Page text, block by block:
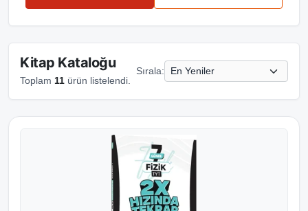
Kitap Kataloğu
Toplam 11 ürün listelendi.
Sırala: